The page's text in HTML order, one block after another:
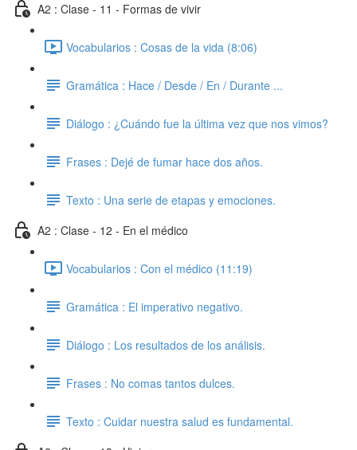
A2 : Clase - 11 - Formas de vivir
Vocabularios : Cosas de la vida (8:06)
Gramática : Hace / Desde / En / Durante ...
Diálogo : ¿Cuándo fue la última vez que nos vimos?
Frases : Dejé de fumar hace dos años.
Texto : Una serie de etapas y emociones.
A2 : Clase - 12 - En el médico
Vocabularios : Con el médico (11:19)
Gramática : El imperativo negativo.
Diálogo : Los resultados de los análisis.
Frases : No comas tantos dulces.
Texto : Cuidar nuestra salud es fundamental.